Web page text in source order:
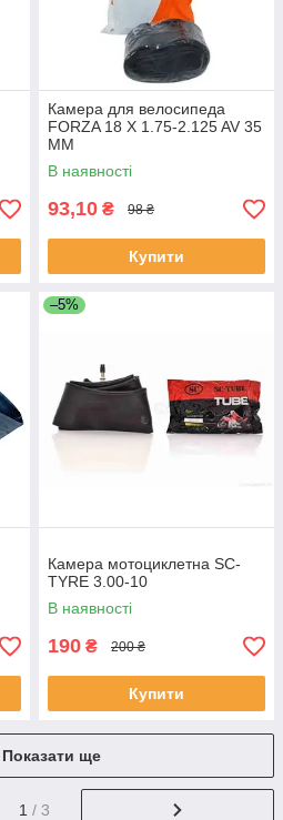
Камера для велосипеда
FORZA 18 X 1.75-2.125 AV 35
ММ
В наявності
93,10 ₴ 98 ₴
Купити
–5%
Камера мотоциклетна SC-
TYRE 3.00-10
В наявності
190 ₴ 200 ₴
Купити
Показати ще
1 / 3